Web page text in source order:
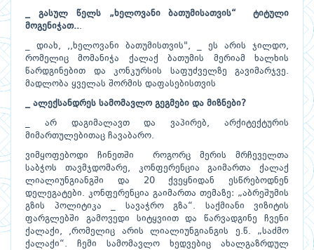
_ გასულ წელს „ხელოვანი ბათუმისათვის“ ტიტული
მოგენიჭათ...
_ დიახ, ,,ხელოვანი ბათუმისთვის", _ ეს არის ჯილდო,
რომელიც მომანიჭა ქალაქ ბათუმის მერიამ ხალხის
წარდგინებით და კონკურსის საფუძველზე გავიმარჯვე.
მადლობა ყველას შორმის დაფასებისთვის
_ ალექსანდრეს სამომავლო გეგმები და მიზნები?
_ არ დაგიმალავთ და ვაპირებ, არქიტექტურის
მიმართულებითაც ჩავაბარო.
ვიმყოფებოდი ჩინეთში როგორც მერის მრჩეველთა
საბჭოს თავმჯდომარე, კონფერენცია გაიმართა ქალაქ
ლიალიუნგიანგში და 20 ქვეყნიდან ესწრებოდნენ
დელეგატები. კონფერენცია გაიმართა თემაზე: „აბრეშუმის
გზის პოლიტიკა _ სავაჭრო გზა“. საქმიანი ვიზიტის
ფარგლებში გამოვედი სიტყვიით და წარვადგინე ჩვენი
ქალაქი, ,რომელიც არის ლიალიუნგიანგის ე.წ. „საძმო
ქალაქი“. ჩემი სამომავლო ხედვებიც ახალგაზრდულ